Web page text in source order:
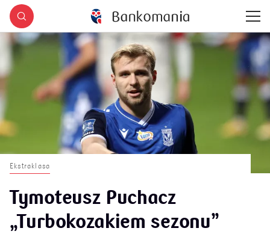
Ekstraklasa
Tymoteusz Puchacz
„Turbokozakiem sezonu”